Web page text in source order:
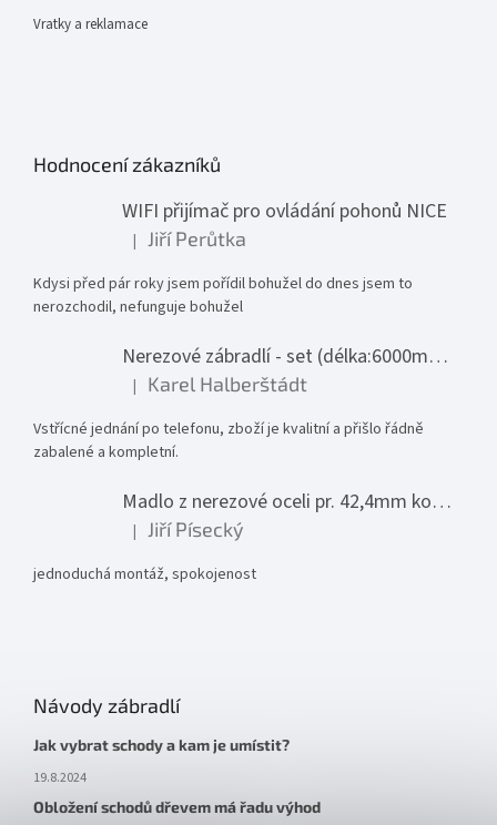
Vratky a reklamace
Hodnocení zákazníků
WIFI přijímač pro ovládání pohonů NICE
Hodnocení produktu je 1 z 5 hvězdiček.
| Jiří Perůtka
Kdysi před pár roky jsem pořídil bohužel do dnes jsem to
nerozchodil, nefunguje bohužel
Nerezové zábradlí - set (délka:6000mm x výška:1000mm)
Hodnocení produktu je 5 z 5 hvězdiček.
| Karel Halberštádt
Vstřícné jednání po telefonu, zboží je kvalitní a přišlo řádně
zabalené a kompletní.
Madlo z nerezové oceli pr. 42,4mm komplet - model 0116 - 3000mm
Hodnocení produktu je 5 z 5 hvězdiček.
| Jiří Písecký
jednoduchá montáž, spokojenost
Návody zábradlí
Jak vybrat schody a kam je umístit?
19.8.2024
Obložení schodů dřevem má řadu výhod